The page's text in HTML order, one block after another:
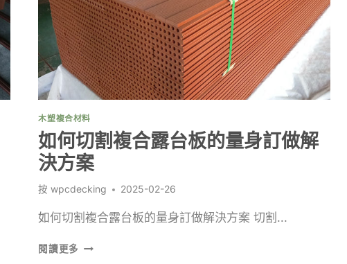
適
的
複
合
露
台
木
板
木塑複合材料
如何切割複合露台板的量身訂做解
決方案
按 wpcdecking 2025-02-26
如何切割複合露台板的量身訂做解決方案 切割...
閱讀更多 如